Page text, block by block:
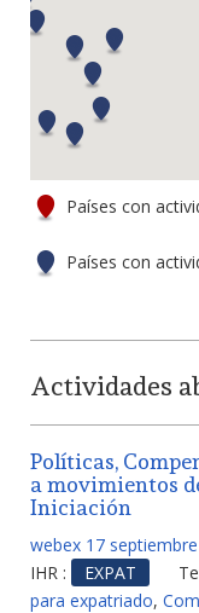
Países con
Países con
Actividades
Políticas,
a movimientos
Iniciación
webex 17
IHR :
EXPAT
para expatriado,